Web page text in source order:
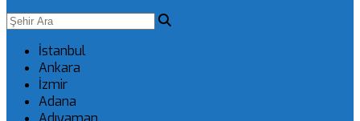
İstanbul
Ankara
İzmir
Adana